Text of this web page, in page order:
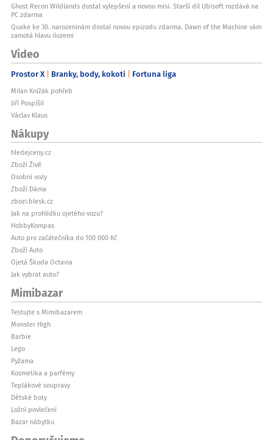
Ghost Recon Wildlands dostal vylepšení a novou misi. Starší díl Ubisoft rozdává na
PC zdarma
Quake ke 30. narozeninám dostal novou epizodu zdarma. Dawn of the Machine vám
zamotá hlavu iluzemi
Video
Prostor X Branky, body, kokoti Fortuna liga
Milan Knížák pohřeb
Jiří Pospíšil
Václav Klaus
Nákupy
hledejceny.cz
Zboží Živě
Osobní vozy
Zboží Dáma
zbozi.blesk.cz
Jak na prohlídku ojetého vozu?
HobbyKompas
Auto pro začátečníka do 100 000 Kč
Zboží Auto
Ojetá Škoda Octavia
Jak vybrat auto?
Mimibazar
Testujte s Mimibazarem
Monster High
Barbie
Lego
Pyžama
Kosmetika a parfémy
Teplákové soupravy
Dětské boty
Ložní povlečení
Bazar nábytku